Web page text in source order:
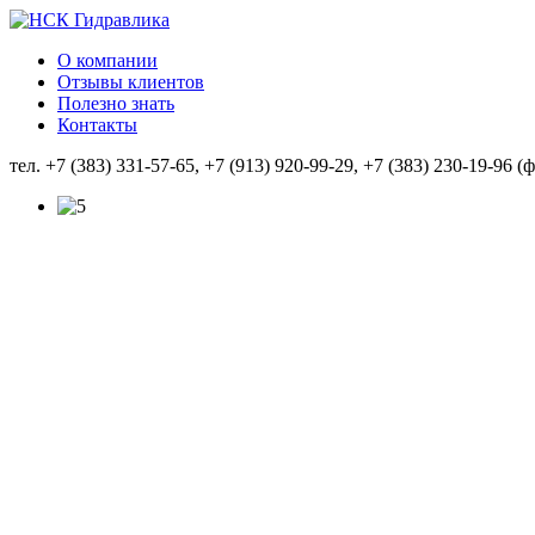
О компании
Отзывы клиентов
Полезно знать
Контакты
тел. +7 (383) 331-57-65, +7 (913) 920-99-29, +7 (383) 230-19-96